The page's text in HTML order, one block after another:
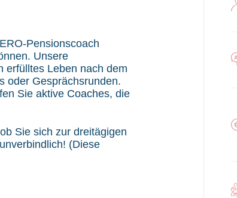
Pensionscoach
Unsere
erfülltes Leben nach dem
oder Gesprächsrunden.
Sie aktive Coaches, die
Sie sich zur dreitägigen
(Diese